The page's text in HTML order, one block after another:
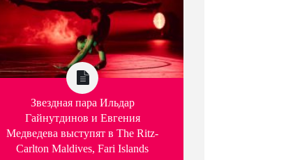
Звездная пара Ильдар
Гайнутдинов и Евгения
Медведева выступят в The Ritz-
Carlton Maldives, Fari Islands